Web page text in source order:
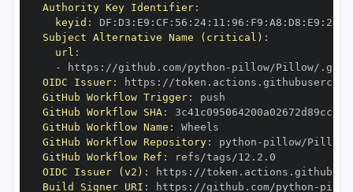
Authority Key Identifier:
keyid : DF : D3 : E9 : CF : 56 : 24: 11 : 96 : F9 : A8 : D8 : E9 : 28
Subject Alternative Name (critical) :
url :
-
https : //github.com/python -
OIDC Issuer: https :
GitHub Workflow Trigger:
GitHub Workflow SHA:
GitHub Workflow Name :
GitHub Workflow Repository: python -
GitHub Workflow Ref :
OIDC Issuer (v2) : https :
Build Signer URI : https : //github.com/python -